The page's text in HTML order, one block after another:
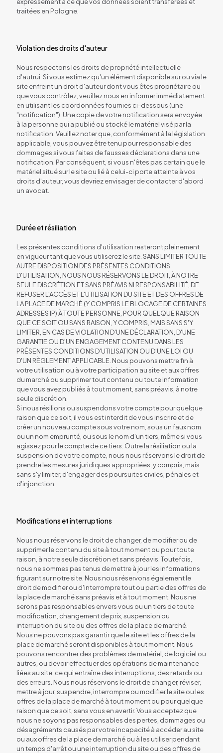
traitées en Pologne.
Violation des droits d'auteur
Nous respectons les droits de propriété intellectuelle
d'autrui. Si vous estimez qu'un élément disponible sur ou via le
site enfreint un droit d'auteur dont vous êtes propriétaire ou
que vous contrôlez, veuillez nous en informer immédiatement
en utilisant les coordonnées fournies ci-dessous (une
"notification"). Une copie de votre notification sera envoyée
à la personne qui a publié ou stocké le matériel visé par la
notification. Veuillez noter que, conformément à la législation
applicable, vous pouvez être tenu pour responsable des
dommages si vous faites de fausses déclarations dans une
notification. Par conséquent, si vous n'êtes pas certain que le
matériel situé sur le site ou lié à celui-ci porte atteinte à vos
droits d'auteur, vous devriez envisager de contacter d'abord
un avocat.
Durée et résiliation
Les présentes conditions d'utilisation resteront pleinement
en vigueur tant que vous utiliserez le site. SANS LIMITER TOUTE
AUTRE DISPOSITION DES PRÉSENTES CONDITIONS
D'UTILISATION, NOUS NOUS RÉSERVONS LE DROIT, À NOTRE
SEULE DISCRÉTION ET SANS PRÉAVIS NI RESPONSABILITÉ, DE
REFUSER L'ACCÈS ET L'UTILISATION DU SITE ET DES OFFRES DE
LA PLACE DE MARCHÉ (Y COMPRIS LE BLOCAGE DE CERTAINES
ADRESSES IP) À TOUTE PERSONNE, POUR QUELQUE RAISON
QUE CE SOIT OU SANS RAISON, Y COMPRIS, MAIS SANS S'Y
LIMITER, EN CAS DE VIOLATION D'UNE DÉCLARATION, D'UNE
GARANTIE OU D'UN ENGAGEMENT CONTENU DANS LES
PRÉSENTES CONDITIONS D'UTILISATION OU D'UNE LOI OU
D'UN RÈGLEMENT APPLICABLE. Nous pouvons mettre fin à
votre utilisation ou à votre participation au site et aux offres
du marché ou supprimer tout contenu ou toute information
que vous avez publiés à tout moment, sans préavis, à notre
seule discrétion.
Si nous résilions ou suspendons votre compte pour quelque
raison que ce soit, il vous est interdit de vous inscrire et de
créer un nouveau compte sous votre nom, sous un faux nom
ou un nom emprunté, ou sous le nom d'un tiers, même si vous
agissez pour le compte de ce tiers. Outre la résiliation ou la
suspension de votre compte, nous nous réservons le droit de
prendre les mesures juridiques appropriées, y compris, mais
sans s'y limiter, d'engager des poursuites civiles, pénales et
d'injonction.
Modifications et interruptions
Nous nous réservons le droit de changer, de modifier ou de
supprimer le contenu du site à tout moment ou pour toute
raison, à notre seule discrétion et sans préavis. Toutefois,
nous ne sommes pas tenus de mettre à jour les informations
figurant sur notre site. Nous nous réservons également le
droit de modifier ou d'interrompre tout ou partie des offres de
la place de marché sans préavis et à tout moment. Nous ne
serons pas responsables envers vous ou un tiers de toute
modification, changement de prix, suspension ou
interruption du site ou des offres de la place de marché.
Nous ne pouvons pas garantir que le site et les offres de la
place de marché seront disponibles à tout moment. Nous
pouvons rencontrer des problèmes de matériel, de logiciel ou
autres, ou devoir effectuer des opérations de maintenance
liées au site, ce qui entraîne des interruptions, des retards ou
des erreurs. Nous nous réservons le droit de changer, réviser,
mettre à jour, suspendre, interrompre ou modifier le site ou les
offres de la place de marché à tout moment ou pour quelque
raison que ce soit, sans vous en avertir. Vous acceptez que
nous ne soyons pas responsables des pertes, dommages ou
désagréments causés par votre incapacité à accéder au site
ou aux offres de la place de marché ou à les utiliser pendant
un temps d'arrêt ou une interruption du site ou des offres de